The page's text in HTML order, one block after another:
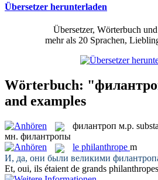
Übersetzer herunterladen
Übersetzer, Wörterbuch
mehr als 20 Sprachen,
Wörterbuch:
and examples
филантроп м.р.
мн. филантропы
le philanthrope m
И, да, они были великими
Et, oui, ils étaient de grands philanthropes